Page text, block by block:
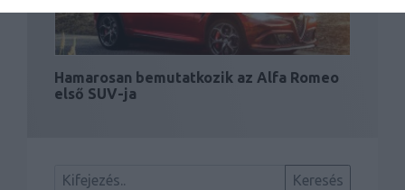
Hamarosan bemutatkozik az Alfa Romeo
első SUV-ja